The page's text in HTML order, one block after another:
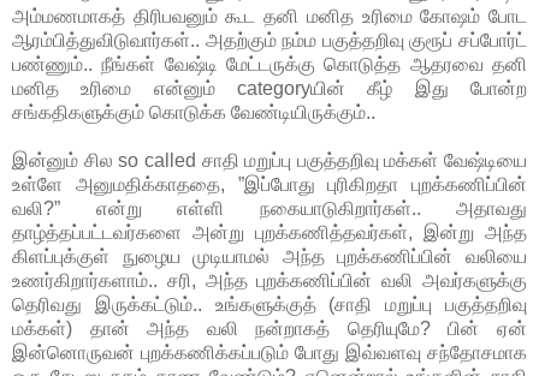
அம்மணமாகத் திரிபவனும் கூட தனி மனித உரிமை கோஷம் போட
ஆரம்பித்துவிடுவார்கள்.. அதற்கும் நம்ம பகுத்தறிவு குரூப் சப்போர்ட்
பண்ணும்.. நீங்கள் வேஷ்டி மேட்டருக்கு கொடுத்த ஆதரவை தனி
மனித உரிமை என்னும் categoryயின் கீழ் இது போன்ற
சங்கதிகளுக்கும் கொடுக்க வேண்டியிருக்கும்..
இன்னும் சில so called சாதி மறுப்பு பகுத்தறிவு மக்கள் வேஷ்டியை
உள்ளே அனுமதிக்காததை, ”இப்போது புரிகிறதா புறக்கணிப்பின்
வலி?” என்று எள்ளி நகையாடுகிறார்கள்.. அதாவது
தாழ்த்தப்பட்டவர்களை அன்று புறக்கணித்தவர்கள், இன்று அந்த
கிளப்புக்குள் நுழைய முடியாமல் அந்த புறக்கணிப்பின் வலியை
உணர்கிறார்களாம்.. சரி, அந்த புறக்கணிப்பின் வலி அவர்களுக்கு
தெரிவது இருக்கட்டும்.. உங்களுக்குத் (சாதி மறுப்பு பகுத்தறிவு
மக்கள்) தான் அந்த வலி நன்றாகத் தெரியுமே? பின் ஏன்
இன்னொருவன் புறக்கணிக்கப்படும் போது இவ்வளவு சந்தோசமாக